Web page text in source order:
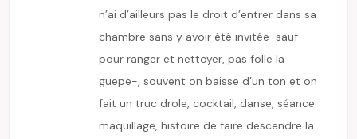
n’ai d’ailleurs pas le droit d’entrer dans sa
chambre sans y avoir été invitée-sauf
pour ranger et nettoyer, pas folle la
guepe-, souvent on baisse d’un ton et on
fait un truc drole, cocktail, danse, séance
maquillage, histoire de faire descendre la